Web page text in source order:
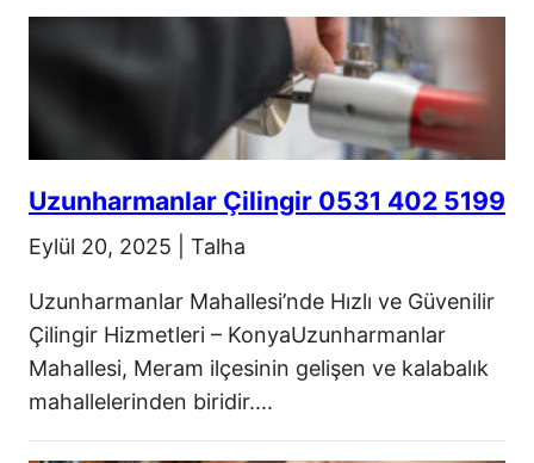
Uzunharmanlar Çilingir 0531 402 5199
Eylül 20, 2025 Talha
Uzunharmanlar Mahallesi’nde Hızlı ve Güvenilir
Çilingir Hizmetleri – KonyaUzunharmanlar
Mahallesi, Meram ilçesinin gelişen ve kalabalık
mahallelerinden biridir....